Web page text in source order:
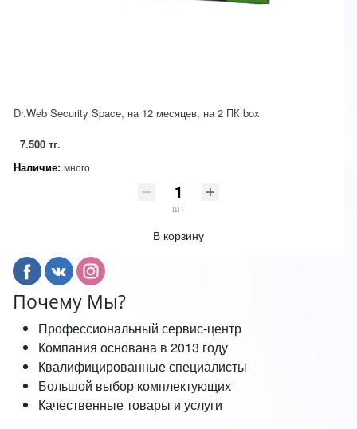
Dr.Web Security Space, на 12 месяцев, на 2 ПК box
7.500 тг.
Наличие: много
шт
В корзину
Почему Мы?
Профессиональный сервис-центр
Компания основана в 2013 году
Квалифицированные специалисты
Большой выбор комплектующих
Качественные товары и услуги